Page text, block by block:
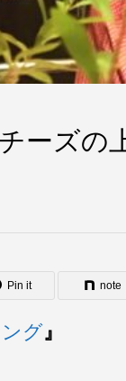
ーズの
Pin it note
グ』